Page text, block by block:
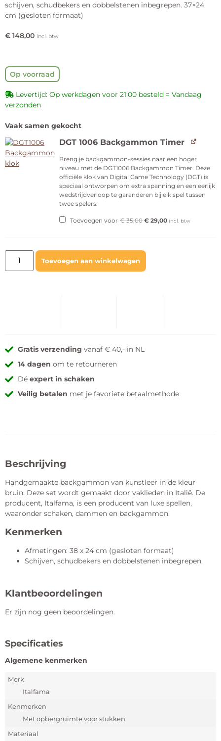
schijven, schudbekers en dobbelstenen inbegrepen. 37×24
cm (gesloten formaat)
€ 148,00 incl. btw
Op voorraad
Levertijd: Op werkdagen voor 21:00 besteld = Vandaag
verzonden
Vaak samen gekocht
DGT 1006 Backgammon Timer
Breng je backgammon-sessies naar een hoger
niveau met de DGT1006 Backgammon Timer. Deze
officiële klok van Digital Game Technology (DGT) is
speciaal ontworpen om extra spanning en een eerlijk
wedstrijdverloop te garanderen bij elk spel tussen
twee spelers.
Toevoegen voor €35,00 €29,00 incl. btw
Toevoegen aan winkelwagen
Gratis verzending vanaf € 40,- in NL
14 dagen om te retourneren
Déexpert in schaken
Veilig betalen met je favoriete betaalmethode
Beschrijving
Handgemaakte backgammon van kunstleer in de kleur
bruin. Deze set wordt gemaakt door vaklieden in Italië. De
producent, Italfama, is een producent van luxe spellen,
waaronder schaken, dammen en backgammon.
Kenmerken
Afmetingen: 38 x 24 cm (gesloten formaat)
Schijven, schudbekers en dobbelstenen inbegrepen.
Klantbeoordelingen
Er zijn nog geen beoordelingen.
Specificaties
Algemene kenmerken
Merk
Italfama
Kenmerken
Met opbergruimte voor stukken
Materiaal